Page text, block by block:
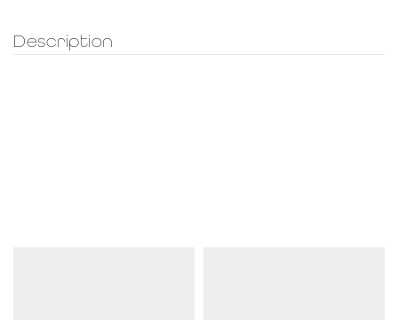
Description